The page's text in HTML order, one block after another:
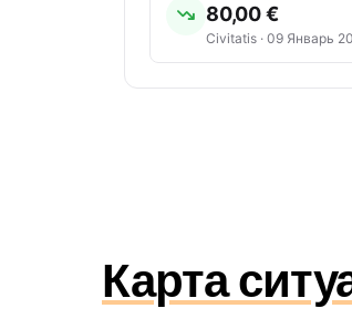
80,00 €
Civitatis · 09 Январь
Карта